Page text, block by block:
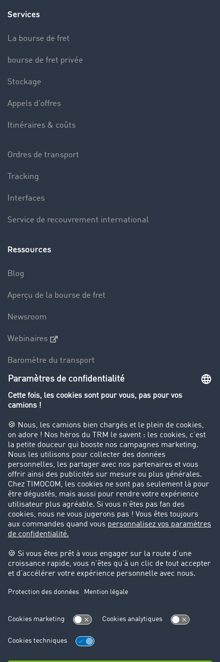
Services
La bourse de fret
bourse de fret privée
Stockage
Appels d’offres
Itinéraires & coûts
Ordres de transport
Tracking
Interfaces
Service de recouvrement international
Ressources
Blog
Aperçu de la bourse de fret
Newsroom
Webinaires
Baromètre du transport
Le dictionnaire du transport
Interdiction de circulation des poids lourds
Entreprise
Parrainage clients
Success Stories
Cadre légal
Mentions légales
Protection des données
Cookie-Einstellungen
Support